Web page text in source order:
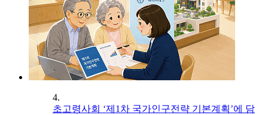
4.
초고령사회 ‘제1차 국가인구전략 기본계획’에 담